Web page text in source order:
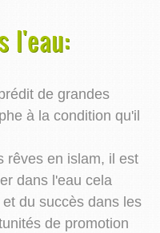
l'eau:
de grandes
à la condition qu'il
rêves en islam, il est
dans l'eau cela
du succès dans les
de promotion